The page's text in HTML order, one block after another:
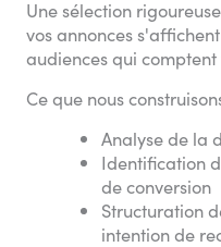
Une sélection
vos annonces
audiences qui
Ce que nous
Analyse de la
Identification
de conversion
Structuration
intention de